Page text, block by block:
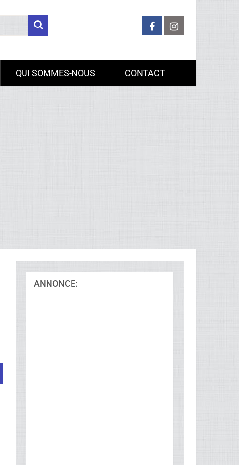
QUI SOMMES-NOUS CONTACT
ANNONCE: